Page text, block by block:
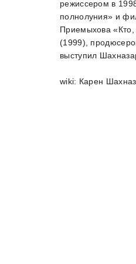
режиссером в
полнолуния» и
Приемыхова
(1999),
выступил
wiki: Карен